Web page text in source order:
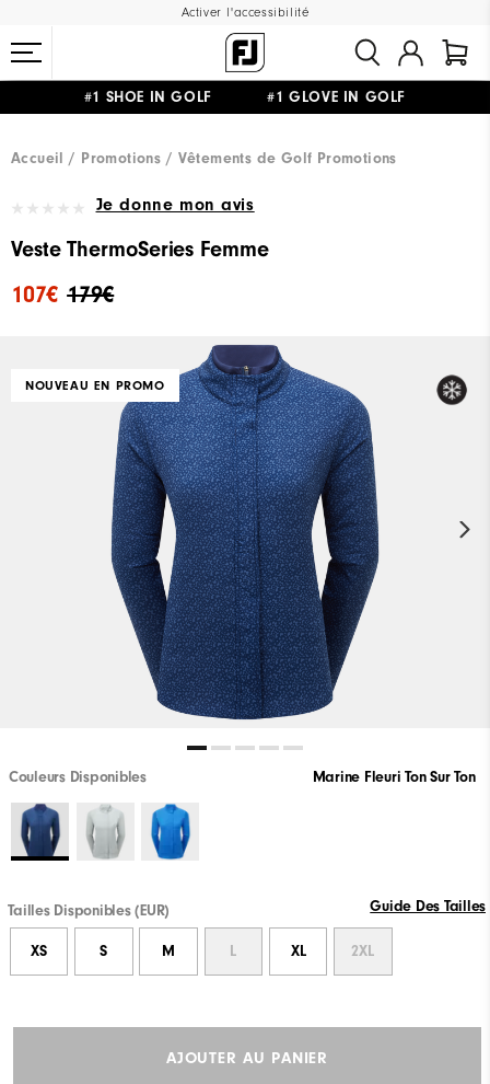
Activer l'accessibilité
#1 SHOE IN GOLF #1 GLOVE IN GOLF
Accueil
Promotions Vêtements de Golf Promotions
Je donne mon avis
Veste ThermoSeries Femme
179€
107€
NOUVEAU EN PROMO
Couleurs Disponibles Marine Fleuri Ton Sur Ton
Tailles Disponibles (EUR) Guide Des Tailles
XS S M L XL 2XL
AJOUTER AU PANIER